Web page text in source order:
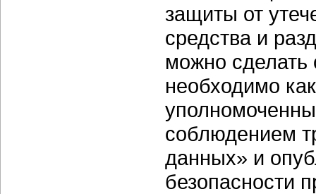
защиты от
средства и
можно сделать
необходимо
соблюдением
данных» и
безопасности